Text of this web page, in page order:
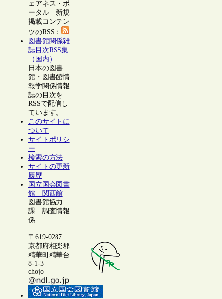
ェアネス・ポ
ータル 新規
掲載コンテン
ツのRSS：
図書館関係雑
誌目次RSS集
（国内）
日本の図書
館・図書館情
報学関係情報
誌の目次を
RSSで配信し
ています。
このサイトに
ついて
サイトポリシ
ー
検索の方法
サイトの更新
履歴
国立国会図書
館 関西館
図書館協力
課 調査情報
係
〒619-0287
京都府相楽郡
精華町精華台
8-1-3
chojo